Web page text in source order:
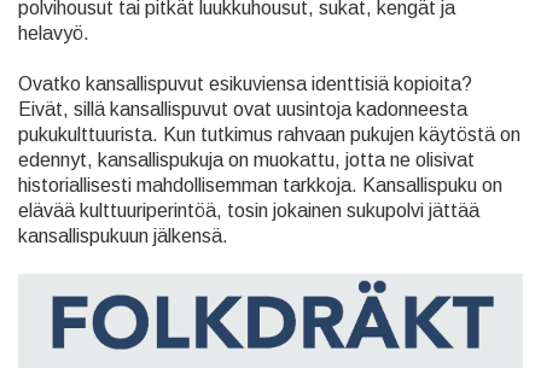
polvihousut tai pitkät luukkuhousut, sukat, kengät ja
helavyö.
Ovatko kansallispuvut esikuviensa identtisiä kopioita?
Eivät, sillä kansallispuvut ovat uusintoja kadonneesta
pukukulttuurista. Kun tutkimus rahvaan pukujen käytöstä on
edennyt, kansallispukuja on muokattu, jotta ne olisivat
historiallisesti mahdollisemman tarkkoja. Kansallispuku on
elävää kulttuuriperintöä, tosin jokainen sukupolvi jättää
kansallispukuun jälkensä.